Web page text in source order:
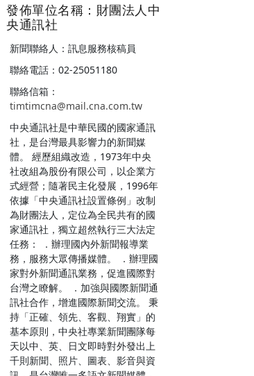
發佈單位名稱：財團法人中
央通訊社
新聞聯絡人：訊息服務核稿員
聯絡電話：02-25051180
聯絡信箱：
timtimcna@mail.cna.com.tw
中央通訊社是中華民國的國家通訊
社，是台灣最具影響力的新聞媒
體。 經歷組織改造，1973年中央
社改組為股份有限公司，以企業方
式經營；隨著民主化發展，1996年
依據「中央通訊社設置條例」改制
為財團法人，定位為全民共有的國
家通訊社，獨立超然執行三大法定
任務： ．辦理國內外新聞報導業
務，服務大眾傳播媒體。 ．辦理國
家對外新聞通訊業務，促進國際對
台灣之瞭解。 ．加強與國際新聞通
訊社合作，增進國際新聞交流。 秉
持「正確、領先、客觀、翔實」的
基本原則，中央社專業新聞團隊每
天以中、英、日文即時對外發出上
千則新聞、照片、圖表、影音與資